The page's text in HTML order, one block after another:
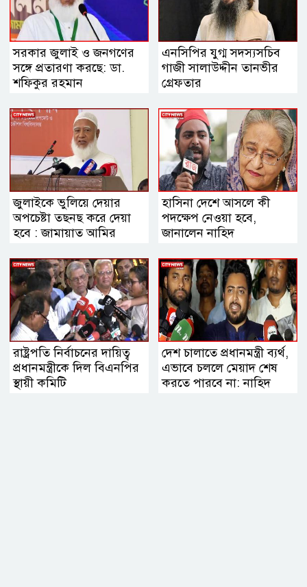
সরকার জুলাই ও জনগণের
সঙ্গে প্রতারণা করছে: ডা.
শফিকুর রহমান
এনসিপির যুগ্ম সদস্যসচিব
গাজী সালাউদ্দীন তানভীর
গ্রেফতার
জুলাইকে ভুলিয়ে দেয়ার
অপচেষ্টা তছনছ করে দেয়া
হবে : জামায়াত আমির
হাসিনা দেশে আসলে কী
পদক্ষেপ নেওয়া হবে,
জানালেন নাহিদ
রাষ্ট্রপতি নির্বাচনের দায়িত্ব
প্রধানমন্ত্রীকে দিল বিএনপির
স্থায়ী কমিটি
দেশ চালাতে প্রধানমন্ত্রী ব্যর্থ,
এভাবে চললে মেয়াদ শেষ
করতে পারবে না: নাহিদ